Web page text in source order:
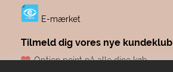
E-mærket
Tilmeld dig vores nye kundeklub
Optjen point på alle dine køb